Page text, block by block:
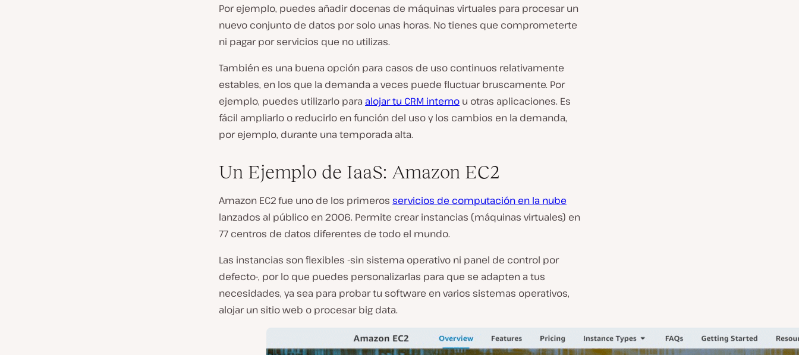
Por ejemplo, puedes añadir docenas de máquinas virtuales para procesar un
nuevo conjunto de datos por solo unas horas. No tienes que comprometerte
ni pagar por servicios que no utilizas.
También es una buena opción para casos de uso continuos relativamente
estables, en los que la demanda a veces puede fluctuar bruscamente. Por
ejemplo, puedes utilizarlo para alojar tu CRM interno u otras aplicaciones. Es
fácil ampliarlo o reducirlo en función del uso y los cambios en la demanda,
por ejemplo, durante una temporada alta.
Un Ejemplo de IaaS: Amazon EC2
Amazon EC2 fue uno de los primeros servicios de computación en la nube
lanzados al público en 2006. Permite crear instancias (máquinas virtuales) en
77 centros de datos diferentes de todo el mundo.
Las instancias son flexibles -sin sistema operativo ni panel de control por
defecto-, por lo que puedes personalizarlas para que se adapten a tus
necesidades, ya sea para probar tu software en varios sistemas operativos,
alojar un sitio web o procesar big data.